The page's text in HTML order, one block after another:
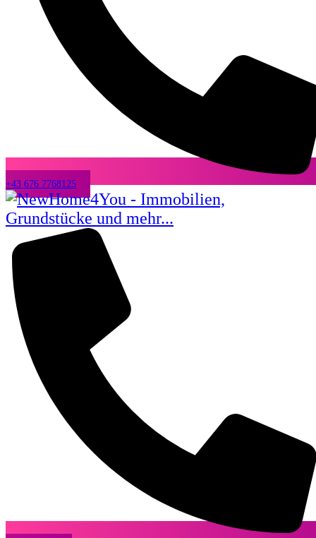
+43 676 7768125